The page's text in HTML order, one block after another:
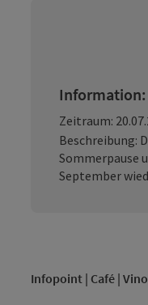
Zeitraum:
Beschreibung:
Sommerpause
September
Infopoint | Café |